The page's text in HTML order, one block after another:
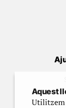
Aquest
Utilitzem